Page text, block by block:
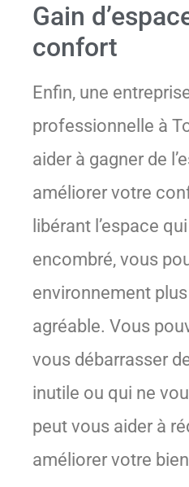
Gain
confort
Enfin, une
professionnelle à
aider à gagner de
améliorer votre
libérant l’espace
encombré, vous
environnement
agréable. Vous
vous débarrasser
inutile ou qui ne
peut vous aider à
améliorer votre